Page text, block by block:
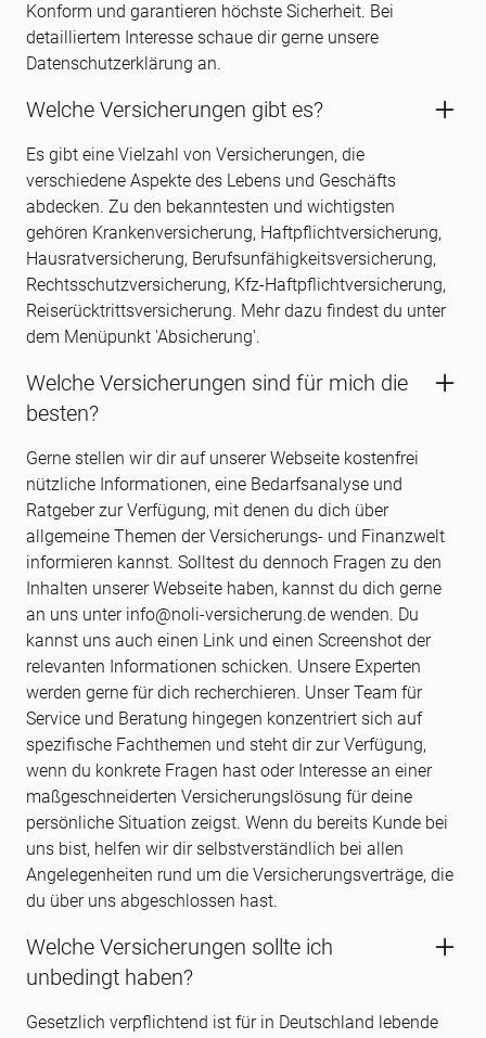
Konform und garantieren höchste Sicherheit. Bei
detailliertem Interesse schaue dir gerne unsere
Datenschutzerklärung an.
Welche Versicherungen gibt es?
Es gibt eine Vielzahl von Versicherungen, die
verschiedene Aspekte des Lebens und Geschäfts
abdecken. Zu den bekanntesten und wichtigsten
gehören Krankenversicherung, Haftpflichtversicherung,
Hausratversicherung, Berufsunfähigkeitsversicherung,
Rechtsschutzversicherung, Kfz-Haftpflichtversicherung,
Reiserücktrittsversicherung. Mehr dazu findest du unter
dem Menüpunkt 'Absicherung'.
Welche Versicherungen sind für mich die
besten?
Gerne stellen wir dir auf unserer Webseite kostenfrei
nützliche Informationen, eine Bedarfsanalyse und
Ratgeber zur Verfügung, mit denen du dich über
allgemeine Themen der Versicherungs- und Finanzwelt
informieren kannst. Solltest du dennoch Fragen zu den
Inhalten unserer Webseite haben, kannst du dich gerne
an uns unter info@noli-versicherung.de wenden. Du
kannst uns auch einen Link und einen Screenshot der
relevanten Informationen schicken. Unsere Experten
werden gerne für dich recherchieren. Unser Team für
Service und Beratung hingegen konzentriert sich auf
spezifische Fachthemen und steht dir zur Verfügung,
wenn du konkrete Fragen hast oder Interesse an einer
maßgeschneiderten Versicherungslösung für deine
persönliche Situation zeigst. Wenn du bereits Kunde bei
uns bist, helfen wir dir selbstverständlich bei allen
Angelegenheiten rund um die Versicherungsverträge, die
du über uns abgeschlossen hast.
Welche Versicherungen sollte ich
unbedingt haben?
Gesetzlich verpflichtend ist für in Deutschland lebende